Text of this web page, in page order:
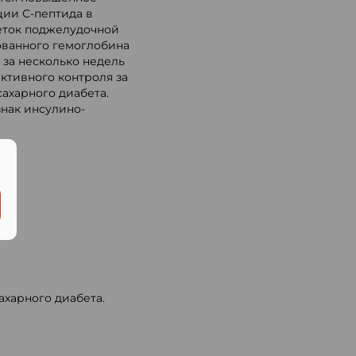
С-пептида в
поджелудочной
гемоглобина
несколько недель
контроля за
диабета.
инсулино-
диабета.